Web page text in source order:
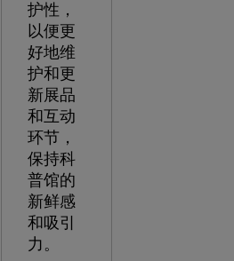
护性，
以便更
好地维
护和更
新展品
和互动
环节，
保持科
普馆的
新鲜感
和吸引
力。